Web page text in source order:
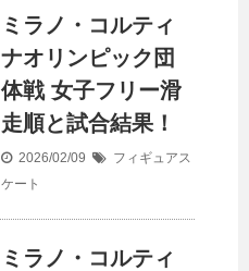
ミラノ・コルティ
ナオリンピック団
体戦 女子フリー滑
走順と試合結果！
2026/02/09
フィギュアス
ケート
ミラノ・コルティ